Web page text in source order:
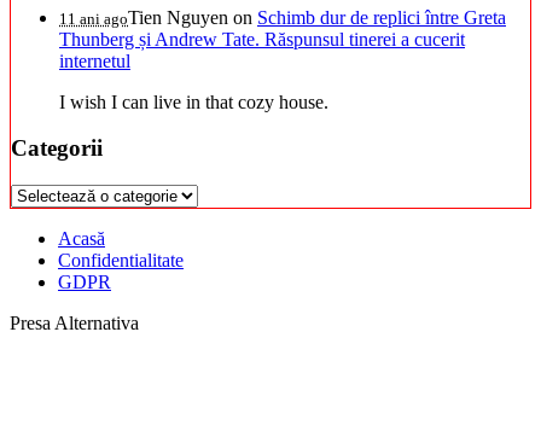
11 ani agoTien Nguyen on Schimb dur de replici între Greta
Thunberg și Andrew Tate. Răspunsul tinerei a cucerit
internetul
I wish I can live in that cozy house.
Categorii
Categorii
Acasă
Confidentialitate
GDPR
Presa Alternativa